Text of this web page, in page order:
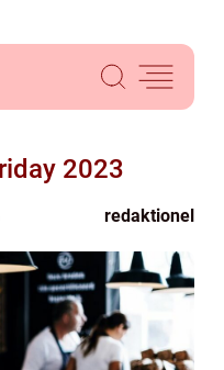
2023
redaktionel